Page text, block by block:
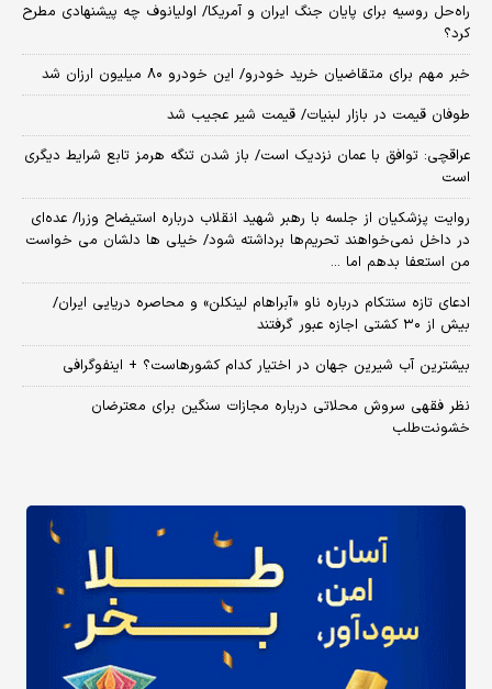
راه‌حل روسیه برای پایان جنگ ایران و آمریکا/ اولیانوف چه پیشنهادی مطرح
کرد؟
خبر مهم برای متقاضیان خرید خودرو/ این خودرو ۸۰ میلیون ارزان شد
طوفان قیمت در بازار لبنیات/ قیمت شیر عجیب شد
عراقچی: توافق با عمان نزدیک است/ باز شدن تنگه هرمز تابع شرایط دیگری
است
روایت پزشکیان از جلسه با رهبر شهید انقلاب درباره استیضاح وزرا/ عده‌ای
در داخل نمی‌خواهند تحریم‌ها برداشته شود/ خیلی ها دلشان می خواست
من استعفا بدهم اما ...
ادعای تازه سنتکام درباره ناو «آبراهام لینکلن» و محاصره دریایی ایران/
بیش از ۳۰ کشتی اجازه عبور گرفتند
بیشترین آب شیرین جهان در اختیار کدام کشورهاست؟ + اینفوگرافی
نظر فقهی سروش محلاتی درباره مجازات سنگین برای معترضان
خشونت‌طلب